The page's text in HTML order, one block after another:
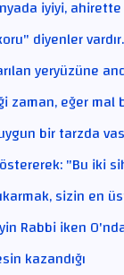
iyiyi,
diyenler vardır.
yeryüzüne
eğer mal
bir tarzda
"Bu iki
sizin en
Rabbi iken
kazandığı